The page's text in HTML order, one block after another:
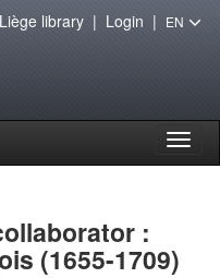
library| Login | EN
:
(1655-1709)